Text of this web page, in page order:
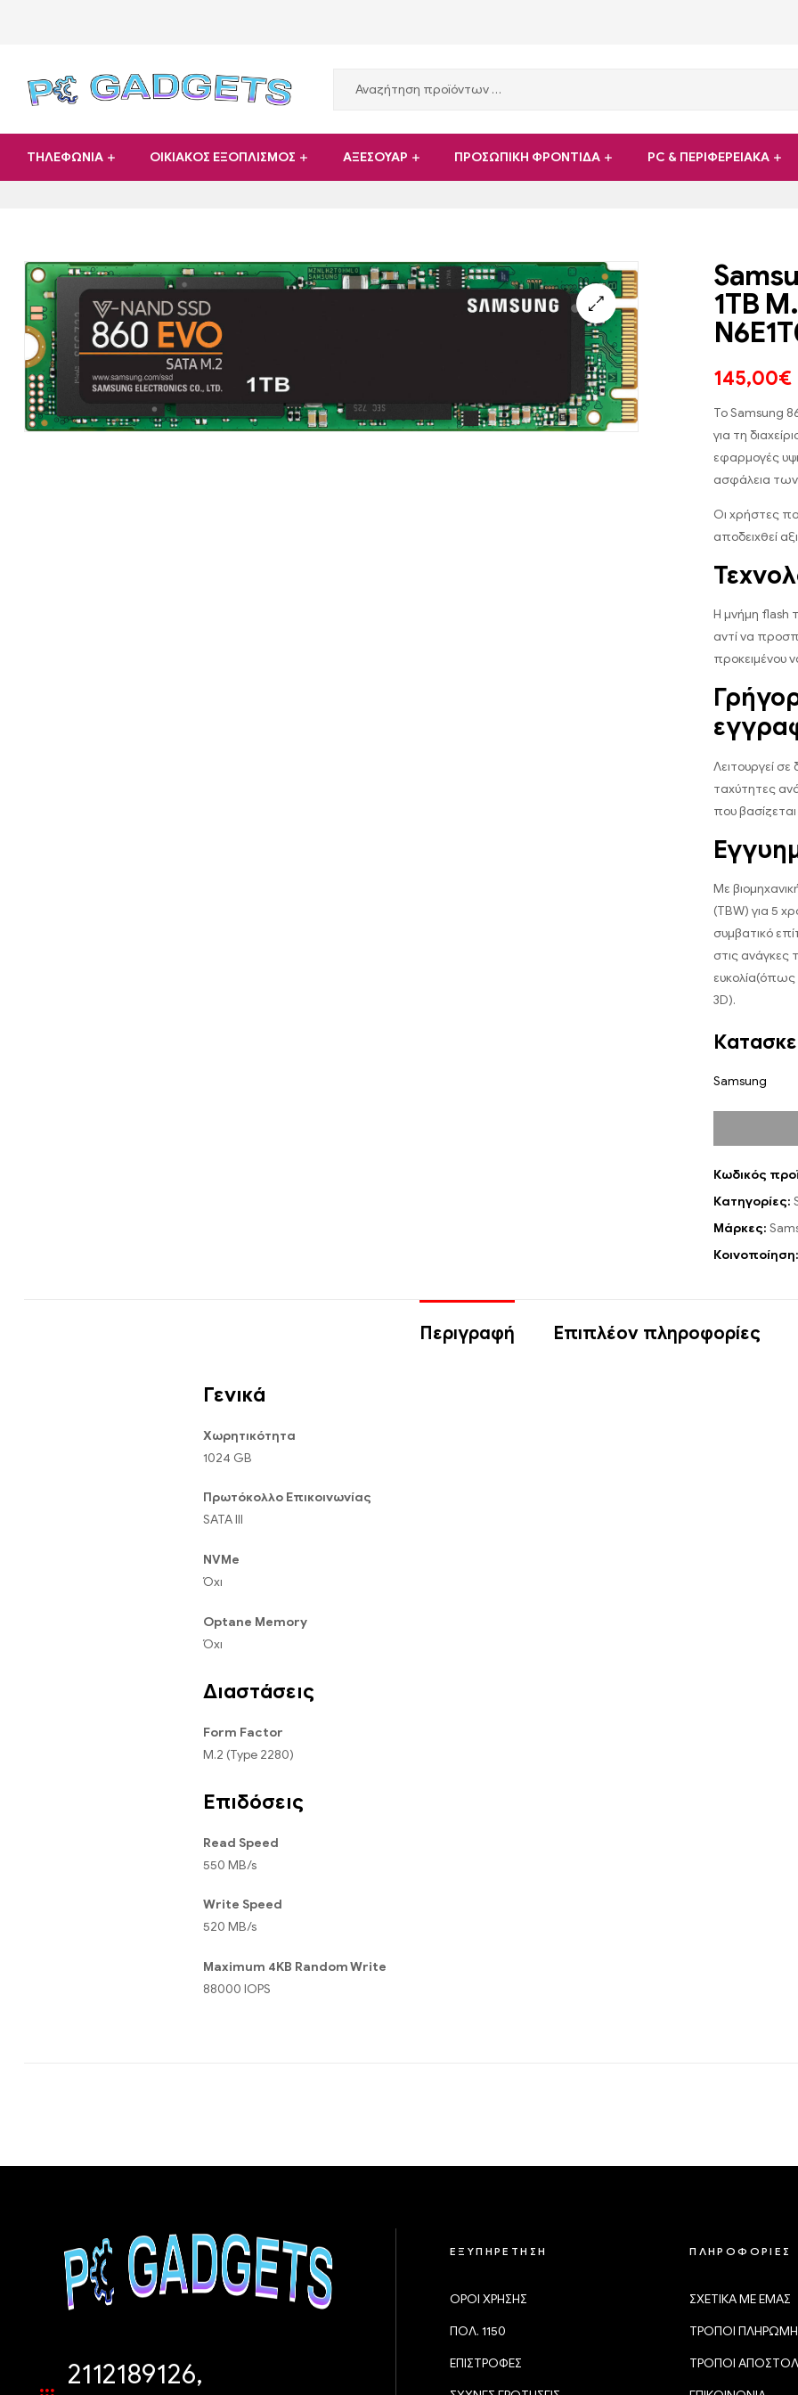
PC
Gadgets
|
Hardware
|
Αναλώσιμα
Hardware
ΤΗΛΕΦΩΝΙΑ ΟΙΚΙΑΚΟΣ ΕΞΟΠΛΙΣΜΟΣ ΑΞΕΣΟΥΑΡ ΠΡΟΣΩΠΙΚΗ ΦΡΟΝΤΙΔΑ PC & ΠΕΡΙΦΕΡΕΙΑΚΑ
1TB
145,00€
Το Samsung
για τη
εφαρμογές
ασφάλεια
Οι χρήστες
αποδειχθεί
Η μνήμη flash
αντί να
προκειμένου
Λειτουργεί
ταχύτητες
που
Με
(TBW) για 5
συμβατικό
στις ανάγκες
3D).
Samsung
Κωδικός
Κατηγορίες:
Μάρκες:
Κοινοποίηση:
Περιγραφή Επιπλέον πληροφορίες
Γενικά
Χωρητικότητα
1024 GB
Πρωτόκολλο Επικοινωνίας
SATA III
NVMe
Όχι
Optane Memory
Όχι
Διαστάσεις
Form Factor
M.2 (Type 2280)
Επιδόσεις
Read Speed
550 MB/s
Write Speed
520 MB/s
Maximum 4KB Random Write
88000 IOPS
2112189126,
ΕΞΥΠΗΡΕΤΗΣΗ
ΟΡΟΙ ΧΡΗΣΗΣ
ΠΟΛ. 1150
ΕΠΙΣΤΡΟΦΕΣ
ΠΛΗΡΟΦΟΡΙΕΣ
ΣΧΕΤΙΚΑ ΜΕ ΕΜΑΣ
ΤΡΟΠΟΙ
ΤΡΟΠΟΙ